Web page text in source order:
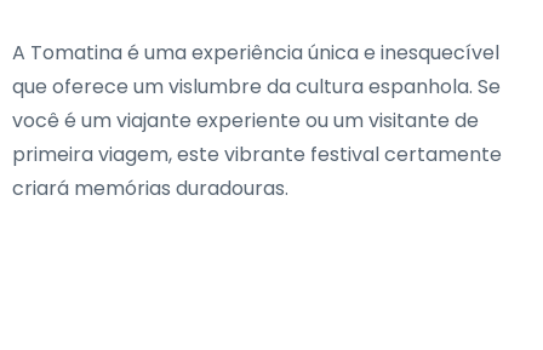
A Tomatina é uma experiência única e inesquecível
que oferece um vislumbre da cultura espanhola. Se
você é um viajante experiente ou um visitante de
primeira viagem, este vibrante festival certamente
criará memórias duradouras.